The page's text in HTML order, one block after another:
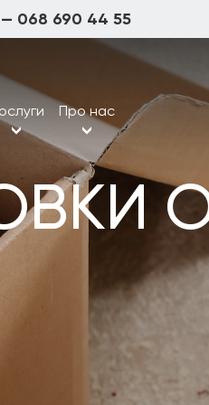
068 690 44 55
Про нас